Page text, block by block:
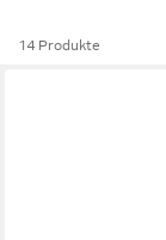
14 Produkte